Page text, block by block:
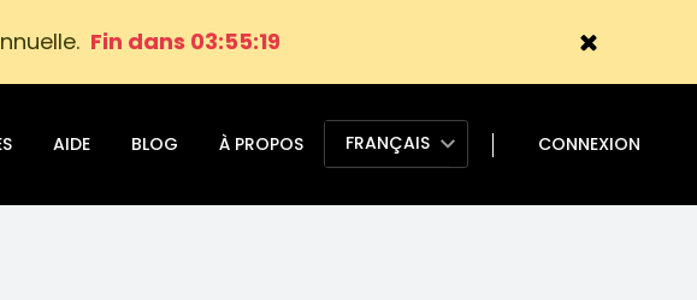
Fin dans 03:55:19
AIDE BLOG À PROPOS FRANÇAIS CONNEXION